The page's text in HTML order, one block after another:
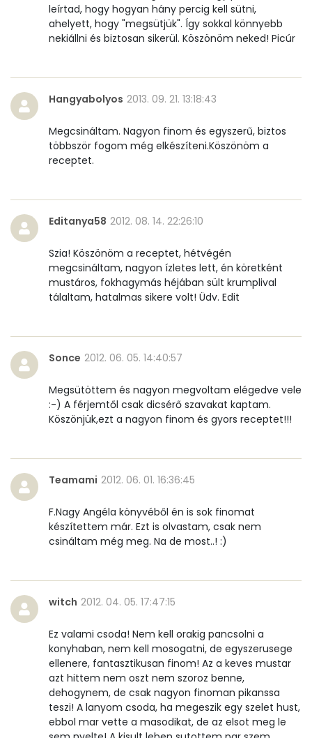
A vitamin (RAE):
133 micro
B12 Vitamin:
E vitamin:
2 mg
C vitamin:
K vitamin:
Tiamin - B1 vitamin:
Riboflavin - B2 vitamin:
0 mg
Pantoténsav - B5 vitamin:
Folsav - B9-vitamin:
15 micro
Kolin:
124 mg
α-karotin
β-karotin
294 micro
β-crypt
Likopin
1608 micro
Összesen 571 kcal
leírtad, hogy hogyan hány percig kell sütni,
ahelyett, hogy "megsütjük". Így sokkal könnyebb
nekiállni és biztosan sikerül. Köszönöm neked! Picúr
Hangyabolyos 2013. 09. 21. 13:18:43
Megcsináltam. Nagyon finom és egyszerű, biztos
többször fogom még elkészíteni.Köszönöm a
receptet.
Editanya58 2012. 08. 14. 22:26:10
Szia! Köszönöm a receptet, hétvégén
megcsináltam, nagyon ízletes lett, én köretként
mustáros, fokhagymás héjában sült krumplival
tálaltam, hatalmas sikere volt! Üdv. Edit
Sonce 2012. 06. 05. 14:40:57
Megsütöttem és nagyon megvoltam elégedve vele
:-) A férjemtől csak dicsérő szavakat kaptam.
Köszönjük,ezt a nagyon finom és gyors receptet!!!
Teamami 2012. 06. 01. 16:36:45
F.Nagy Angéla könyvéből én is sok finomat
készítettem már. Ezt is olvastam, csak nem
csináltam még meg. Na de most..! :)
witch 2012. 04. 05. 17:47:15
Ez valami csoda! Nem kell orakig pancsolni a
konyhaban, nem kell mosogatni, de egyszerusege
ellenere, fantasztikusan finom! Az a keves mustar
azt hittem nem oszt nem szoroz benne,
dehogynem, de csak nagyon finoman pikanssa
teszi! A lanyom csoda, ha megeszik egy szelet hust,
ebbol mar vette a masodikat, de az elsot meg le